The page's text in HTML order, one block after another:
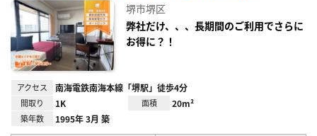
録
堺市堺区
弊社だけ、、、長期間のご利用でさらに
お得に？！
アクセス 南海電鉄南海本線「堺駅」徒歩4分
間取り 1K 面積 20m²
築年数 1995年 3月 築